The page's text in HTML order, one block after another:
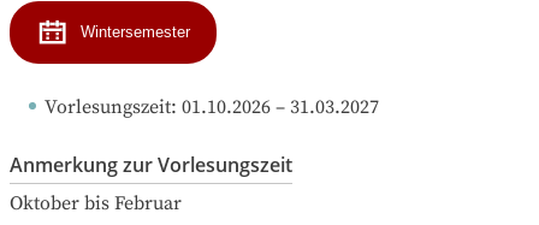
Wintersemester
Vorlesungszeit: 01.10.2026 – 31.03.2027
Anmerkung zur Vorlesungszeit
Oktober bis Februar